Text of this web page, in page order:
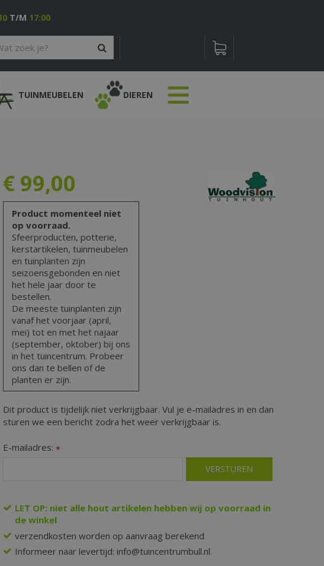
T/M 17:00
TUINMEUBELEN DIEREN
€ 99,00
Product momenteel niet
op voorraad.
Sfeerproducten, potterie,
kerstartikelen, tuinmeubelen
en tuinplanten zijn
seizoensgebonden en niet
het hele jaar door te
bestellen.
De meeste tuinplanten zijn
vanaf het voorjaar (april,
mei) tot en met het najaar
(september, oktober) bij ons
in het tuincentrum. Probeer
ons dan te bellen of de
planten er zijn.
Dit product is tijdelijk niet verkrijgbaar. Vul je e-mailadres in en dan
sturen we een bericht zodra het weer verkrijgbaar is.
E-mailadres: *
LET OP: niet alle hout artikelen hebben wij op voorraad in
de winkel
verzendkosten worden op aanvraag berekend
Informeer naar levertijd: info@tuincentrumbull.nl.